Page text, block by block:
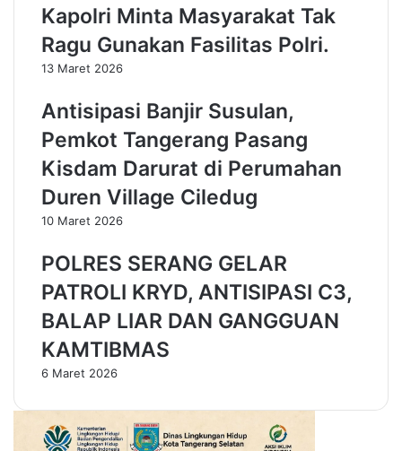
H
a
k
a
G
u
u
i
p
t
a
k
a
n
n
d
a
e
n
t
k
Kapolri Minta Masyarakat Tak
Ragu Gunakan Fasilitas Polri.
13 Maret 2026
Antisipasi Banjir Susulan,
Pemkot Tangerang Pasang
Kisdam Darurat di Perumahan
Duren Village Ciledug
10 Maret 2026
POLRES SERANG GELAR
PATROLI KRYD, ANTISIPASI C3,
BALAP LIAR DAN GANGGUAN
KAMTIBMAS
6 Maret 2026